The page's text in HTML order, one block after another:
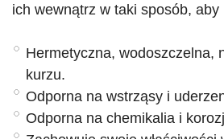
ich wewnątrz w taki sposób,
Hermetyczna, wodoszczelna,
kurzu.
Odporna na wstrząsy i
Odporna na chemikalia i